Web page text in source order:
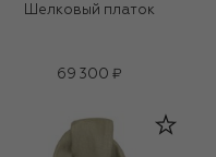
Шелковый платок
69 300 ₽